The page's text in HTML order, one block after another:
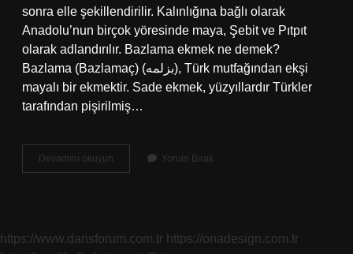
sonra elle şekillendirilir. Kalınlığına bağlı olarak
Anadolu’nun birçok yöresinde maya, Şebit ve Pıtpıt
olarak adlandırılır. Bazlama ekmek ne demek?
Bazlama (Bazlamaç) (بزلمه), Türk mutfağından ekşi
mayalı bir ekmektir. Sade ekmek, yüzyıllardır Türkler
tarafından pişirilmiş…
Devamını okuyun Bazlama
Tost
Yorum Bırak
https://www.dansforum.com.tr https://onadesign.com.tr